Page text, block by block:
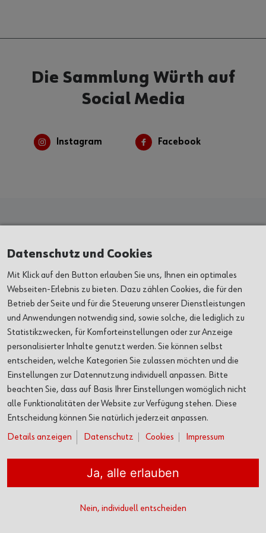
Die Sammlung Würth auf
Social Media
Instagram Facebook
AUSSTELLUNGEN
VERANSTALTUNGEN
ORTE
ÜBER UNS
SERVICE
© Adolf Würth GmbH & Co. KG
Datenschutz und Cookies
Mit Klick auf den Button erlauben Sie uns, Ihnen ein optimales
Webseiten-Erlebnis zu bieten. Dazu zählen Cookies, die für den
Betrieb der Seite und für die Steuerung unserer Dienstleistungen
und Anwendungen notwendig sind, sowie solche, die lediglich zu
Statistikzwecken, für Komforteinstellungen oder zur Anzeige
personalisierter Inhalte genutzt werden. Sie können selbst
entscheiden, welche Kategorien Sie zulassen möchten und die
Einstellungen zur Datennutzung individuell anpassen. Bitte
beachten Sie, dass auf Basis Ihrer Einstellungen womöglich nicht
alle Funktionalitäten der Website zur Verfügung stehen. Diese
Entscheidung können Sie natürlich jederzeit anpassen.
Details anzeigen
Datenschutz Cookies Impressum
Ja, alle erlauben
Nein, individuell entscheiden